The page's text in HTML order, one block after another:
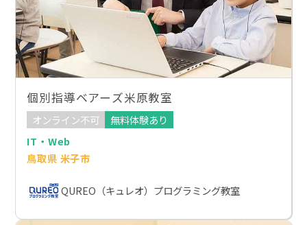
個別指導ベアーズ米原教室
オンライン不可
無料体験あり
IT・Web
鳥取県 米子市
QUREO（キュレオ）プログラミング教室